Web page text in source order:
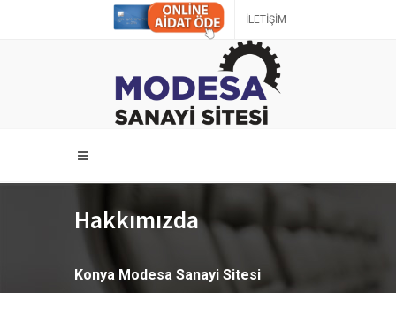
İLETİŞİM
Hakkımızda
Konya Modesa Sanayi Sitesi